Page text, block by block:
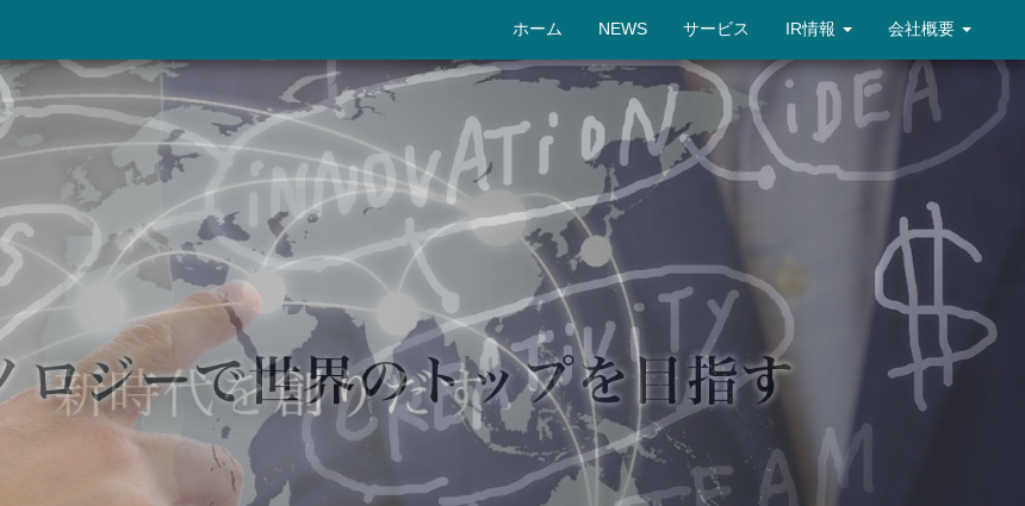
ホーム NEWS サービス IR情報 会社概要